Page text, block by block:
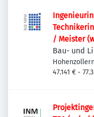
/ Meister
Bau- und
Deutschland
47.141 € -